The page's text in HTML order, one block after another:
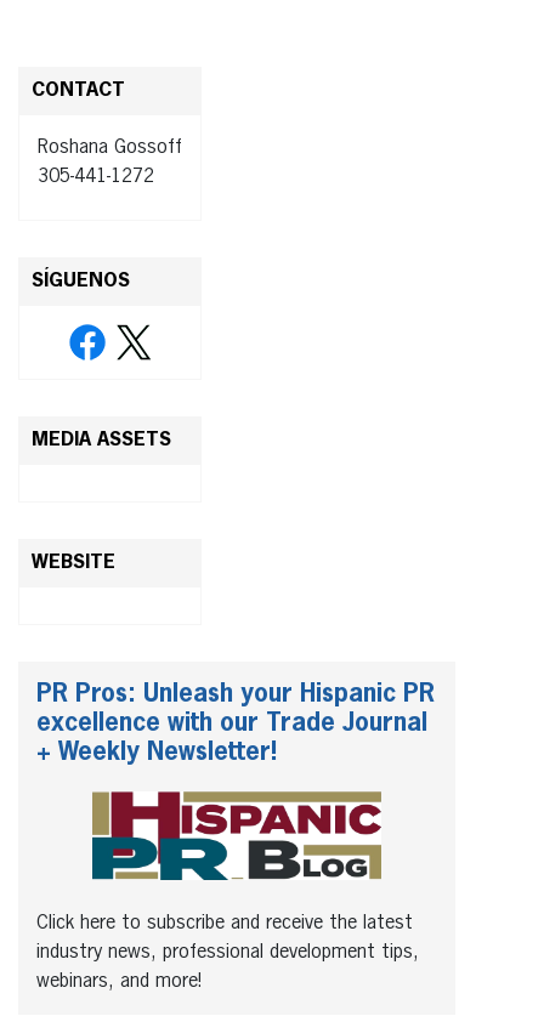
CONTACT
Roshana Gossoff
305-441-1272
SÍGUENOS
MEDIA ASSETS
WEBSITE
PR Pros: Unleash your Hispanic PR
excellence with our Trade Journal
+ Weekly Newsletter!
Click here to subscribe and receive the latest
industry news, professional development tips,
webinars, and more!